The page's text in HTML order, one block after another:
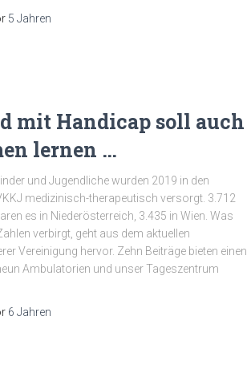
5 Jahren
mit Handicap soll auch
lernen …
und Jugendliche wurden 2019 in den
medizinisch-therapeutisch versorgt. 3.712
es in Niederösterreich, 3.435 in Wien. Was
verbirgt, geht aus dem aktuellen
Vereinigung hervor. Zehn Beiträge bieten einen
Ambulatorien und unser Tageszentrum
6 Jahren